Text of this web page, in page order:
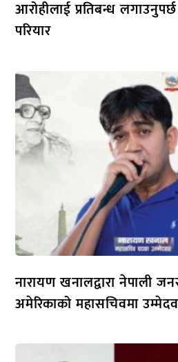
आरोहीलाई प्रतिबन्ध
परियार
नारायण खनालद्वारा नेपाली
अमेरिकाको महासचिवमा